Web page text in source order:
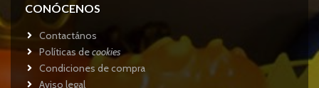
CONÓCENOS
Contactános
Políticas decookies
Condiciones de compra
Aviso legal